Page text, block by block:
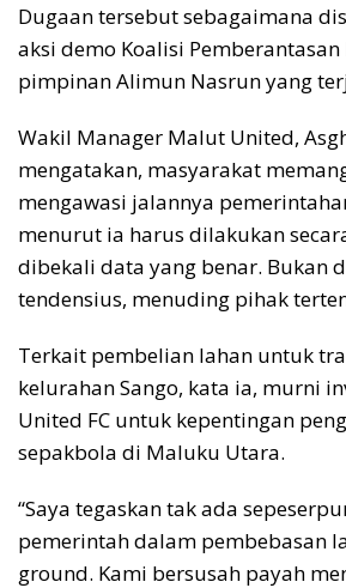
Dugaan tersebut sebagaimana
aksi demo Koalisi Pemberantasan
pimpinan Alimun Nasrun yang
Wakil Manager Malut United,
mengatakan, masyarakat
mengawasi jalannya
menurut ia harus dilakukan
dibekali data yang benar. Bukan
tendensius, menuding pihak
Terkait pembelian lahan untuk
kelurahan Sango, kata ia, murni
United FC untuk kepentingan
sepakbola di Maluku Utara.
“Saya tegaskan tak ada
pemerintah dalam pembebasan
ground. Kami bersusah payah